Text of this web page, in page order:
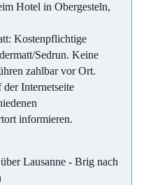
Hotel in Obergesteln,
Kostenpflichtige
Sedrun. Keine
zahlbar vor Ort.
der Internetseite
informieren.
Lausanne - Brig nach